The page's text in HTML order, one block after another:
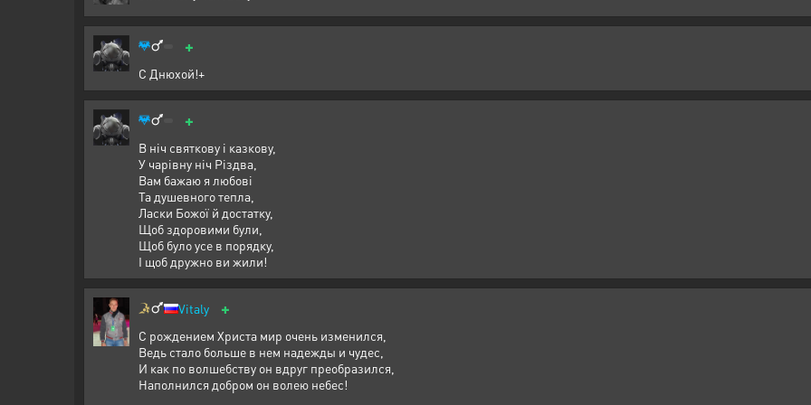
+
С Днюхой!+
+
В ніч святкову і казкову,
У чарівну ніч Різдва,
Вам бажаю я любові
Та душевного тепла,
Ласки Божої й достатку,
Щоб здоровими були,
Щоб було усе в порядку,
І щоб дружно ви жили!
Vitaly +
С рождением Христа мир очень изменился,
Ведь стало больше в нем надежды и чудес,
И как по волшебству он вдруг преобразился,
Наполнился добром он волею небес!